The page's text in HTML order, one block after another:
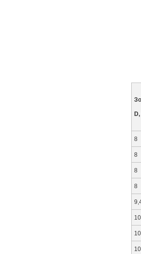
8
8
8
8
10
10